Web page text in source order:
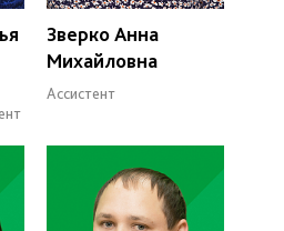
Зверко Анна
Михайловна
Ассистент